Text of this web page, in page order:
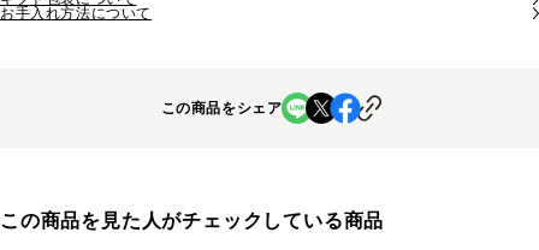
お手入れ方法について
この商品をシェア
この商品を見た人がチェックしている商品